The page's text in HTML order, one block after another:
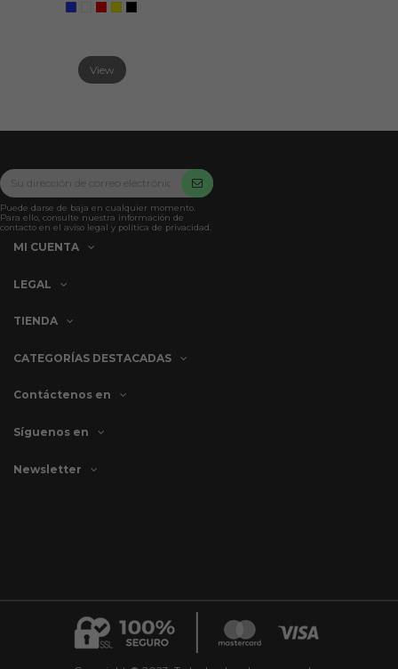
View
Puede darse de baja en cualquier momento.
Para ello, consulte nuestra información de
contacto en el aviso legal y política de privacidad.
MI CUENTA
LEGAL
TIENDA
CATEGORÍAS DESTACADAS
Contáctenos en
Síguenos en
Newsletter